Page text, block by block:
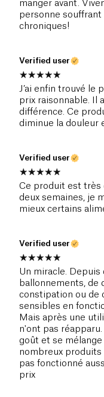
manger avant.
personne
chroniques!
Verified user
J’ai enfin trouvé le
prix raisonnable. Il
différence. Ce
diminue la douleur
Verified user
Ce produit est très
deux semaines, je
mieux certains
Verified user
Un miracle. Depuis
ballonnements, de
constipation ou de
sensibles en
Mais après une
n'ont pas
goût et se mélange
nombreux produits
pas fonctionné
prix